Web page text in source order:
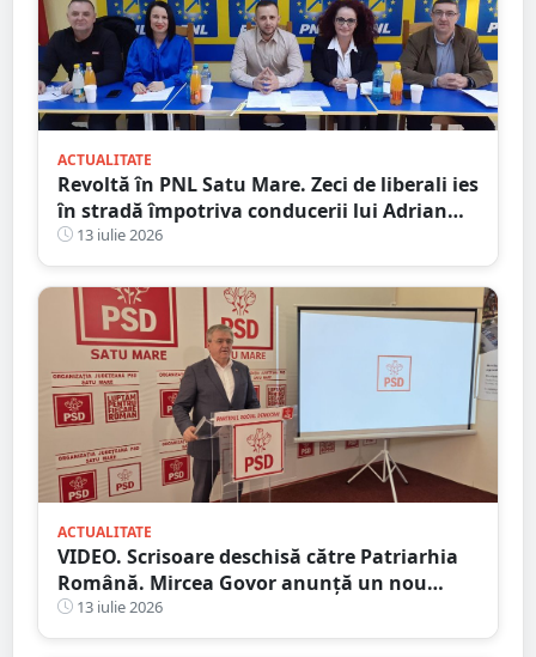
ACTUALITATE
Revoltă în PNL Satu Mare. Zeci de liberali ies
în stradă împotriva conducerii lui Adrian
Cozma, după schimbarea liderilor din Satu
Mare și Carei
13 iulie 2026
ACTUALITATE
VIDEO. Scrisoare deschisă către Patriarhia
Română. Mircea Govor anunță un nou
demers împotriva deputatului Adrian
Cozma
13 iulie 2026